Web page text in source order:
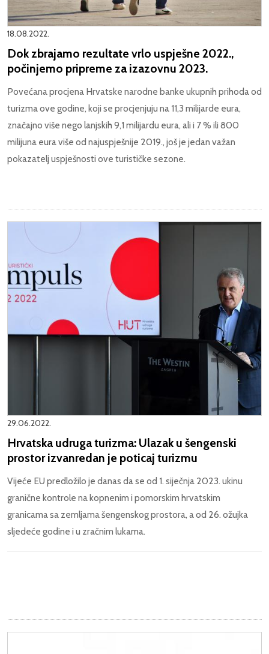
18.08.2022.
Dok zbrajamo rezultate vrlo uspješne 2022.,
počinjemo pripreme za izazovnu 2023.
Povećana procjena Hrvatske narodne banke ukupnih prihoda od
turizma ove godine, koji se procjenjuju na 11,3 milijarde eura,
značajno više nego lanjskih 9,1 milijardu eura, ali i 7 % ili 800
milijuna eura više od najuspješnije 2019., još je jedan važan
pokazatelj uspješnosti ove turističke sezone.
29.06.2022.
Hrvatska udruga turizma: Ulazak u šengenski
prostor izvanredan je poticaj turizmu
Vijeće EU predložilo je danas da se od 1. siječnja 2023. ukinu
granične kontrole na kopnenim i pomorskim hrvatskim
granicama sa zemljama šengenskog prostora, a od 26. ožujka
sljedeće godine i u zračnim lukama.